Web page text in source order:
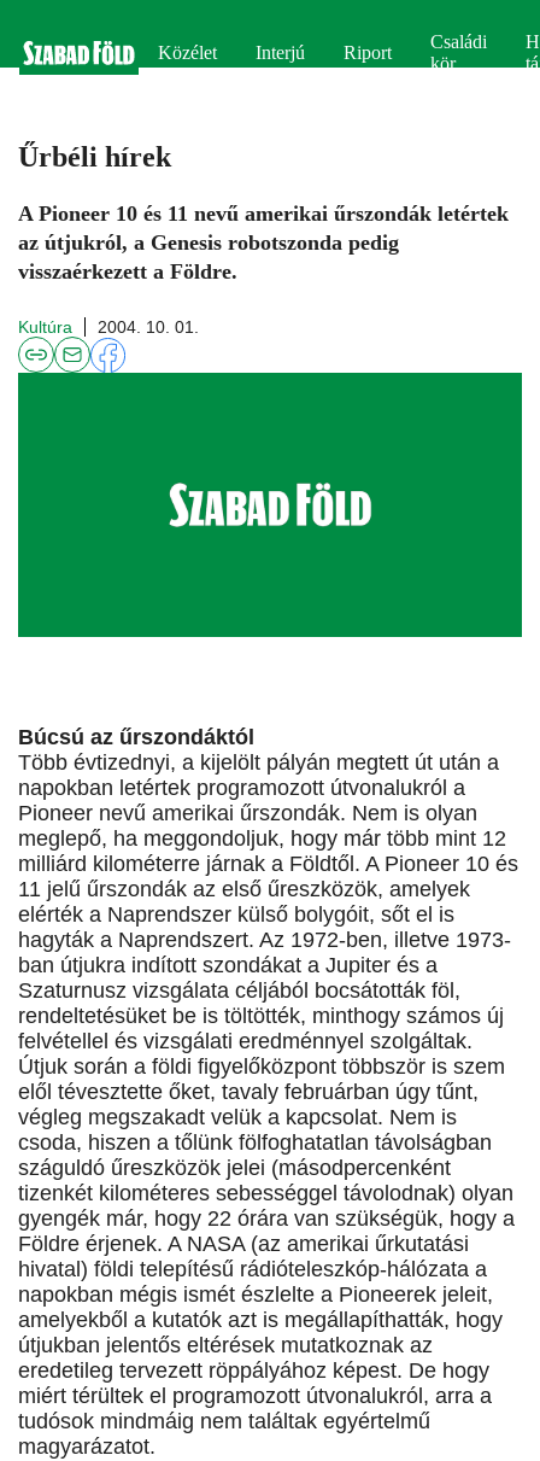
Közélet Interjú Riport
Családi
kör
Űrbéli hírek
A Pioneer 10 és 11 nevű amerikai űrszondák letértek
az útjukról, a Genesis robotszonda pedig
visszaérkezett a Földre.
Kultúra 2004. 10. 01.
Búcsú az űrszondáktól
Több évtizednyi, a kijelölt pályán megtett út után a
napokban letértek programozott útvonalukról a
Pioneer nevű amerikai űrszondák. Nem is olyan
meglepő, ha meggondoljuk, hogy már több mint 12
milliárd kilométerre járnak a Földtől. A Pioneer 10 és
11 jelű űrszondák az első űreszközök, amelyek
elérték a Naprendszer külső bolygóit, sőt el is
hagyták a Naprendszert. Az 1972-ben, illetve 1973-
ban útjukra indított szondákat a Jupiter és a
Szaturnusz vizsgálata céljából bocsátották föl,
rendeltetésüket be is töltötték, minthogy számos új
felvétellel és vizsgálati eredménnyel szolgáltak.
Útjuk során a földi figyelőközpont többször is szem
elől tévesztette őket, tavaly februárban úgy tűnt,
végleg megszakadt velük a kapcsolat. Nem is
csoda, hiszen a tőlünk fölfoghatatlan távolságban
száguldó űreszközök jelei (másodpercenként
tizenkét kilométeres sebességgel távolodnak) olyan
gyengék már, hogy 22 órára van szükségük, hogy a
Földre érjenek. A NASA (az amerikai űrkutatási
hivatal) földi telepítésű rádióteleszkóp-hálózata a
napokban mégis ismét észlelte a Pioneerek jeleit,
amelyekből a kutatók azt is megállapíthatták, hogy
útjukban jelentős eltérések mutatkoznak az
eredetileg tervezett röppályához képest. De hogy
miért térültek el programozott útvonalukról, arra a
tudósok mindmáig nem találtak egyértelmű
magyarázatot.